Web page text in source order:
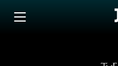
Zum Inhalt springen